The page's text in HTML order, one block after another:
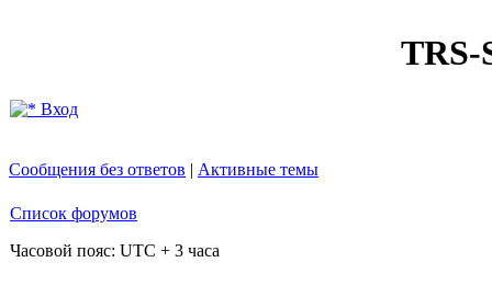
TRS-
Вход
Сообщения без ответов | Активные темы
Список форумов
Часовой пояс: UTC + 3 часа